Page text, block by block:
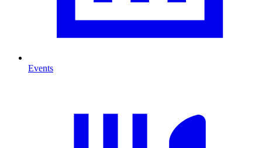
Events